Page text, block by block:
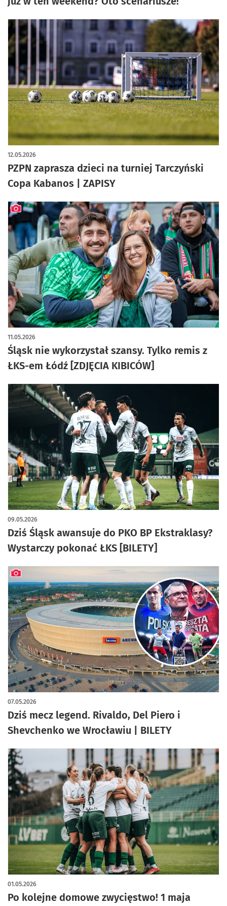
PZPN zaprasza dzieci na turniej Tarczyński
Copa Kabanos | ZAPISY
12.05.2026
Śląsk nie wykorzystał szansy. Tylko remis z
ŁKS-em Łódź [ZDJĘCIA KIBICÓW]
11.05.2026
artykuł z galerią zdjęć
Dziś Śląsk awansuje do PKO BP Ekstraklasy?
Wystarczy pokonać ŁKS [BILETY]
09.05.2026
Dziś mecz legend. Rivaldo, Del Piero i
Shevchenko we Wrocławiu | BILETY
07.05.2026
artykuł z galerią zdjęć
Po kolejne domowe zwycięstwo! 1 maja
01.05.2026